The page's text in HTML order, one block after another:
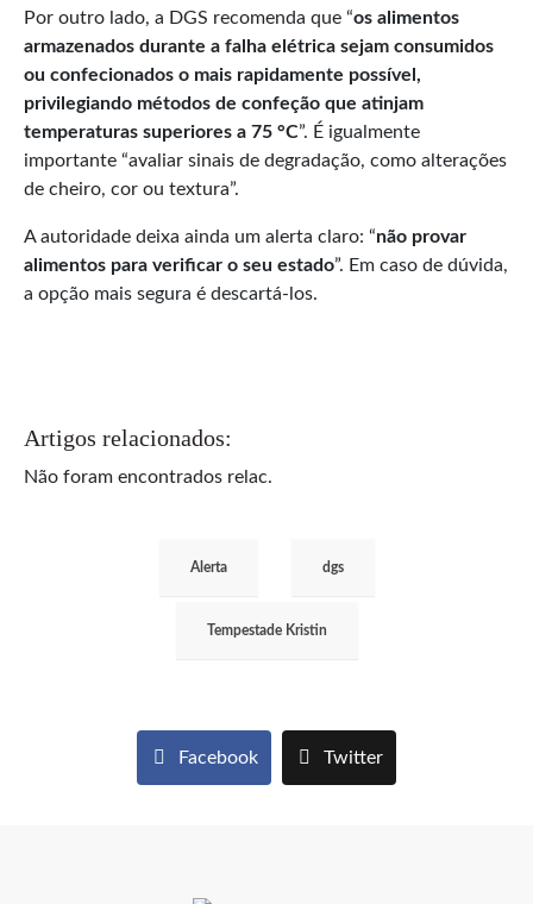
Por outro lado, a DGS recomenda que “os alimentos
armazenados durante a falha elétrica sejam consumidos
ou confecionados o mais rapidamente possível,
privilegiando métodos de confeção que atinjam
temperaturas superiores a 75 °C”. É igualmente
importante “avaliar sinais de degradação, como alterações
de cheiro, cor ou textura”.
A autoridade deixa ainda um alerta claro: “não provar
alimentos para verificar o seu estado”. Em caso de dúvida,
a opção mais segura é descartá-los.
Artigos relacionados:
Não foram encontrados relac.
Alerta dgs
Tempestade Kristin
Facebook Twitter